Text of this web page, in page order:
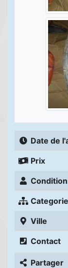
Date de
Prix
Condition
Categorie
Ville
Contact
Partager